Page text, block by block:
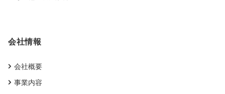
会社情報
会社概要
事業内容